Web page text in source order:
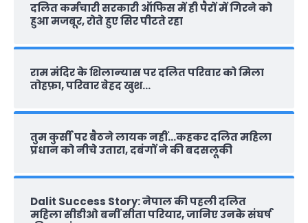
दलित कर्मचारी सरकारी ऑफ‍िस में ही पैरों में गिरने को
हुआ मजबूर, रोते हुए सिर पीटते रहा
राम मंदिर के शिलान्‍यास पर दलित परिवार को मिला
तोहफ़ा, परिवार बेहद खुश…
तुम कुर्सी पर बैठने लायक नहीं…कहकर दलित महिला
प्रधान को नीचे उतारा, दबंगों ने की बदसलूकी
Dalit Success Story: नेपाल की पहली दलित
महिला सीडीओ बनीं सीता परियार, जानिए उनके संघर्ष